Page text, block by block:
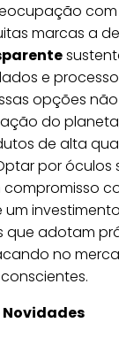
marcas a
e
opções
do
de alta
por óculos
um
que adotam
no
Novidades